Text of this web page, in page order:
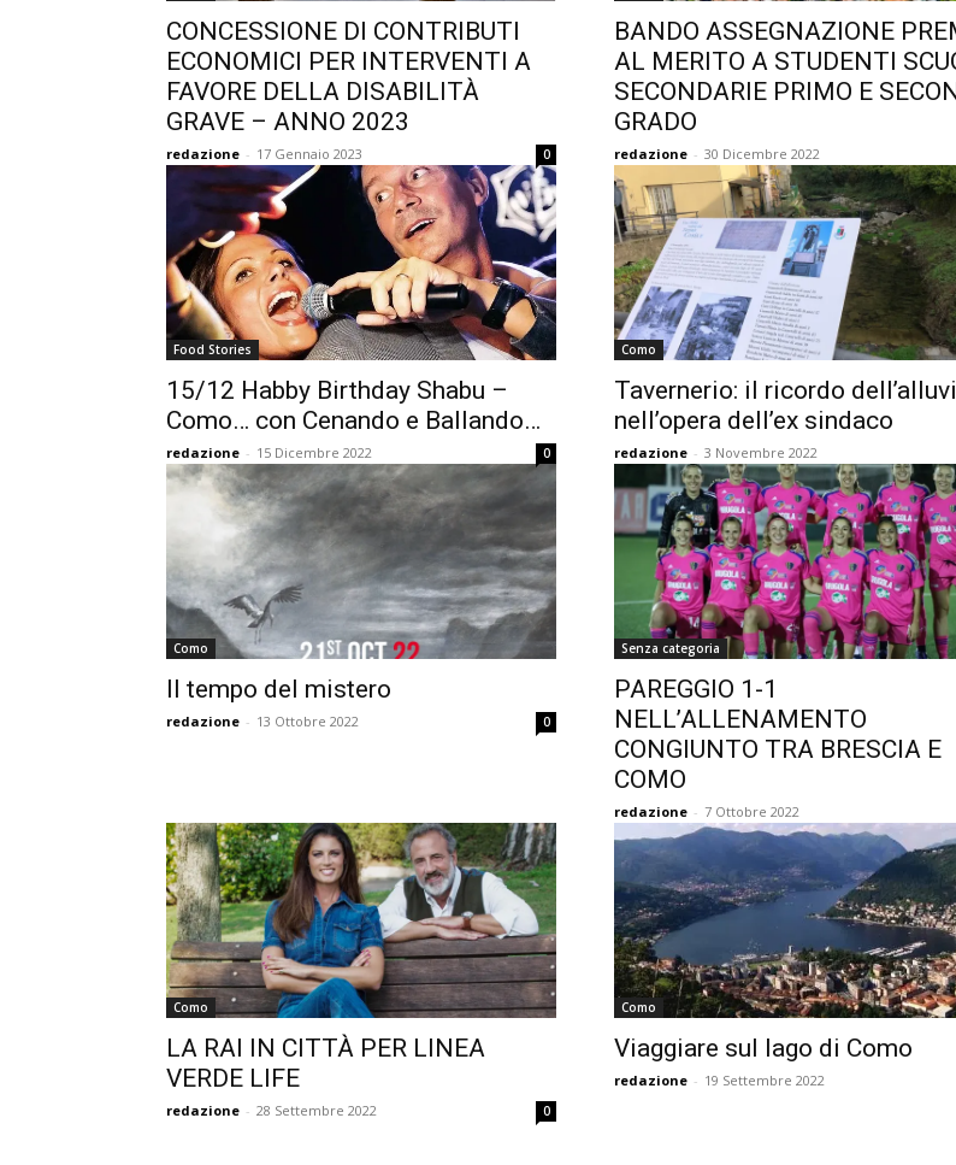
CONCESSIONE DI CONTRIBUTI
ECONOMICI PER INTERVENTI A
FAVORE DELLA DISABILITÀ
GRAVE – ANNO 2023
redazione - 17 Gennaio 2023 0
BANDO ASSEGNAZIONE
AL MERITO A STUDENTI
SECONDARIE PRIMO E
GRADO
redazione - 30 Dicembre 2022
Food Stories
15/12 Habby Birthday Shabu –
Como… con Cenando e Ballando…
redazione - 15 Dicembre 2022 0
Como
Tavernerio: il ricordo
nell’opera dell’ex sindaco
redazione - 3 Novembre 2022
Como
Il tempo del mistero
redazione - 13 Ottobre 2022 0
Senza categoria
PAREGGIO 1-1
NELL’ALLENAMENTO
CONGIUNTO TRA BRESCIA E
COMO
redazione - 7 Ottobre 2022
Como
LA RAI IN CITTÀ PER LINEA
VERDE LIFE
redazione - 28 Settembre 2022 0
Como
Viaggiare sul lago di Como
redazione - 19 Settembre 2022